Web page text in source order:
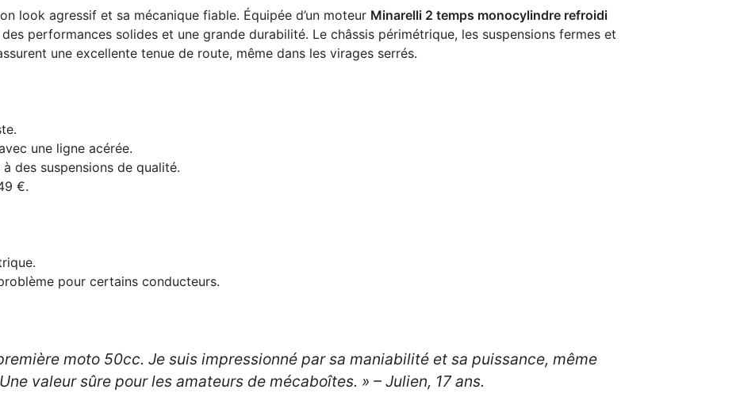
look agressif et sa mécanique fiable. Équipée d’un moteur Minarelli 2 temps monocylindre refroidi
performances solides et une grande durabilité. Le châssis périmétrique, les suspensions fermes et
une excellente tenue de route, même dans les virages serrés.
une ligne acérée.
des suspensions de qualité.
€.
pour certains conducteurs.
moto 50cc. Je suis impressionné par sa maniabilité et sa puissance, même
valeur sûre pour les amateurs de mécaboîtes. » – Julien, 17 ans.